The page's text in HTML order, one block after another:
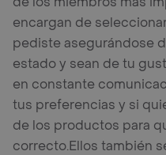
encargan de
pediste asegurándose
estado y sean de tu
en constante
tus preferencias y si
de los productos para
correcto.Ellos también